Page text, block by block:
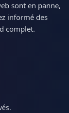
sont en panne,
informé des
complet.